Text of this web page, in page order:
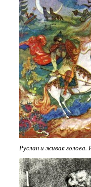
Руслан и живая